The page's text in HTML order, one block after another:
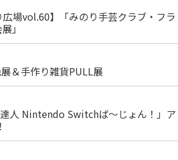
場vol.60】「みのり手芸クラブ・フラ
」
＆手作り雑貨PULL展
達人 Nintendo Switchば～じょん！」ア